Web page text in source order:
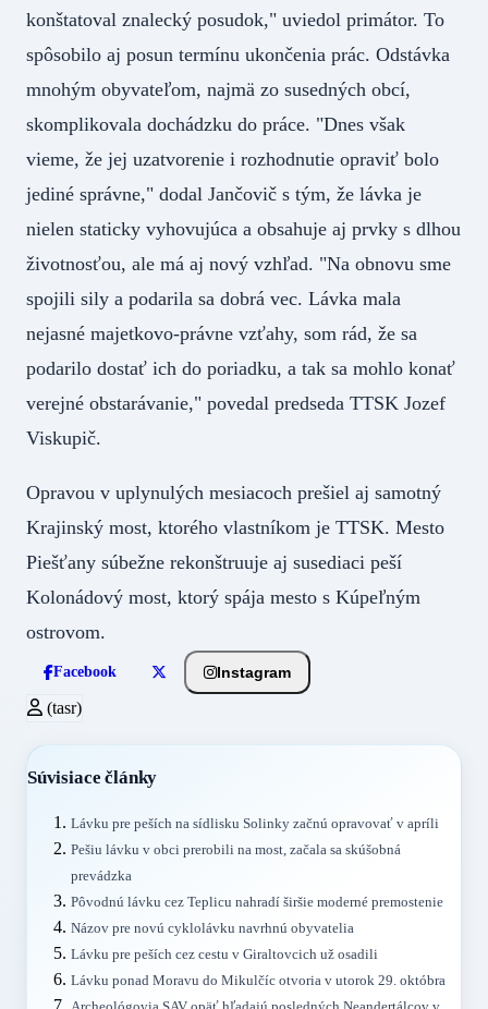
konštatoval znalecký posudok," uviedol primátor. To
spôsobilo aj posun termínu ukončenia prác. Odstávka
mnohým obyvateľom, najmä zo susedných obcí,
skomplikovala dochádzku do práce. "Dnes však
vieme, že jej uzatvorenie i rozhodnutie opraviť bolo
jediné správne," dodal Jančovič s tým, že lávka je
nielen staticky vyhovujúca a obsahuje aj prvky s dlhou
životnosťou, ale má aj nový vzhľad. "Na obnovu sme
spojili sily a podarila sa dobrá vec. Lávka mala
nejasné majetkovo-právne vzťahy, som rád, že sa
podarilo dostať ich do poriadku, a tak sa mohlo konať
verejné obstarávanie," povedal predseda TTSK Jozef
Viskupič.
Opravou v uplynulých mesiacoch prešiel aj samotný
Krajinský most, ktorého vlastníkom je TTSK. Mesto
Piešťany súbežne rekonštruuje aj susediaci peší
Kolonádový most, ktorý spája mesto s Kúpeľným
ostrovom.
Facebook Instagram
(tasr)
Súvisiace články
Lávku pre peších na sídlisku Solinky začnú opravovať v apríli
Pešiu lávku v obci prerobili na most, začala sa skúšobná
prevádzka
Pôvodnú lávku cez Teplicu nahradí širšie moderné premostenie
Názov pre novú cyklolávku navrhnú obyvatelia
Lávku pre peších cez cestu v Giraltovcich už osadili
Lávku ponad Moravu do Mikulčíc otvoria v utorok 29. októbra